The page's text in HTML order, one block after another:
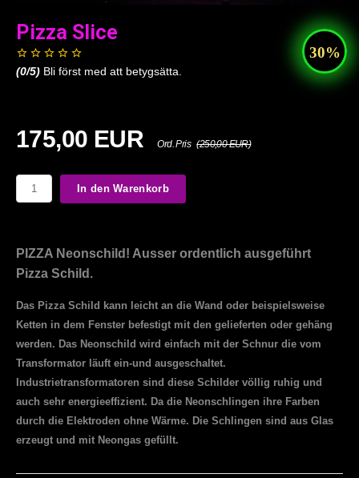
Pizza Slice
(0/5) Bli först med att betygsätta.
175,00 EUR Ord. Pris (250,00 EUR)
In den Warenkorb
PIZZA Neonschild! Ausser ordentlich ausgeführt
Pizza Schild.
Das Pizza Schild kann leicht an die Wand oder beispielsweise
Ketten in dem Fenster befestigt mit den gelieferten oder gehäng
werden. Das Neonschild wird einfach mit der Schnur die vom
Transformator läuft ein-und ausgeschaltet.
Industrietransformatoren sind diese Schilder völlig ruhig und
auch sehr energieeffizient. Da die Neonschlingen ihre Farben
durch die Elektroden ohne Wärme. Die Schlingen sind aus Glas
erzeugt und mit Neongas gefüllt.